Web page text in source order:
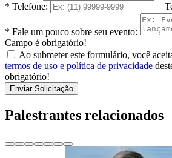
* Telefone:
* Fale um pouco sobre seu evento:
Campo é obrigatório!
Ao submeter este formulário, você
termos de uso e política de privacidade
obrigatório!
Enviar Solicitação
Palestrantes relacionados